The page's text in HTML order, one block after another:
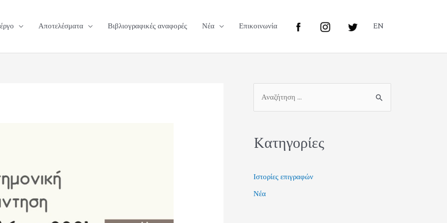
Αποτελέσματα Βιβλιογραφικές αναφορές Νέα Επικοινωνία EN
Kατηγορίες
Ιστορίες επιγραφών
Νέα